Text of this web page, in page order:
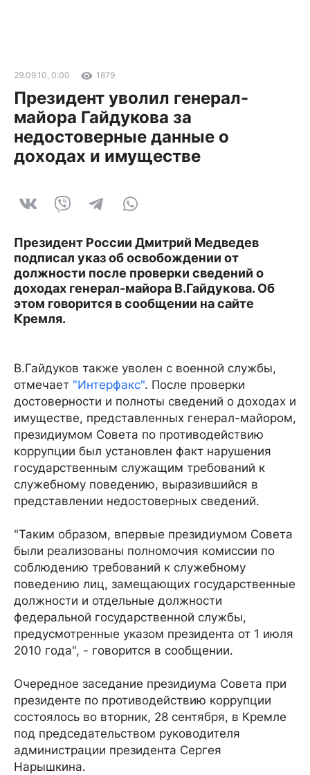
29.09.10, 0:00 1879
Президент уволил генерал-
майора Гайдукова за
недостоверные данные о
доходах и имуществе
Президент России Дмитрий Медведев
подписал указ об освобождении от
должности после проверки сведений о
доходах генерал-майора В.Гайдукова. Об
этом говорится в сообщении на сайте
Кремля.
В.Гайдуков также уволен с военной службы,
отмечает "Интерфакс". После проверки
достоверности и полноты сведений о доходах и
имуществе, представленных генерал-майором,
президиумом Совета по противодействию
коррупции был установлен факт нарушения
государственным служащим требований к
служебному поведению, выразившийся в
представлении недостоверных сведений.
"Таким образом, впервые президиумом Совета
были реализованы полномочия комиссии по
соблюдению требований к служебному
поведению лиц, замещающих государственные
должности и отдельные должности
федеральной государственной службы,
предусмотренные указом президента от 1 июля
2010 года", - говорится в сообщении.
Очередное заседание президиума Совета при
президенте по противодействию коррупции
состоялось во вторник, 28 сентября, в Кремле
под председательством руководителя
администрации президента Сергея
Нарышкина.